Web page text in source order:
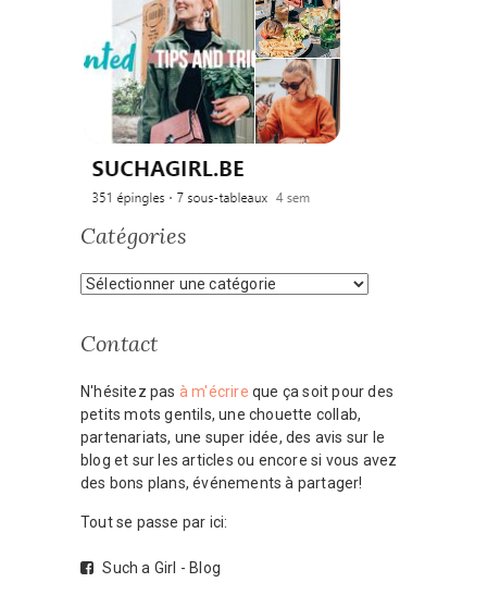
Catégories
Catégories
Contact
N'hésitez pas à m'écrire que ça soit pour des
petits mots gentils, une chouette collab,
partenariats, une super idée, des avis sur le
blog et sur les articles ou encore si vous avez
des bons plans, événements à partager!
Tout se passe par ici:
Such a Girl - Blog